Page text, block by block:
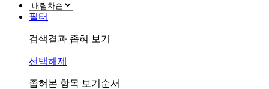
필터
검색결과 좁혀 보기
선택해제
좁혀본 항목 보기순서